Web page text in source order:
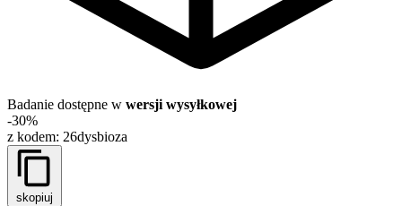
Badanie dostępne w wersji wysyłkowej
-30%
z kodem: 26dysbioza
skopiuj